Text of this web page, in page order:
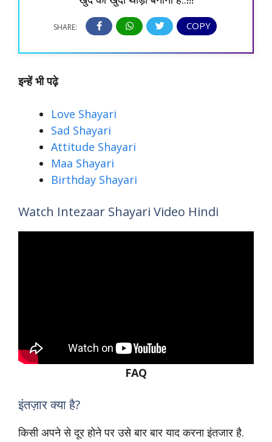
SHARE: COPY
इन्हें भी पढ़े
Love Shayari
Sad Shayari
Attitude Shayari
Maa Shayari
Birthday Shayari
Watch Intezaar Shayari Video Hindi
FAQ
इंतज़ार क्या है?
किसी अपने से दूर होने पर उसे बार बार याद करना इंतजार है.